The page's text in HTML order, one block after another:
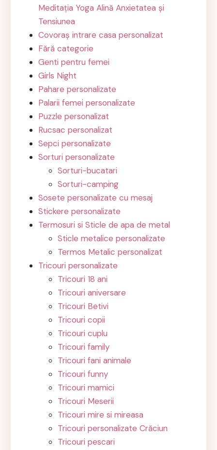
Meditația Yoga Alină Anxietatea și
Tensiunea
Covoraș intrare casa personalizat
Fără categorie
Genti pentru femei
Girls Night
Pahare personalizate
Palarii femei personalizate
Puzzle personalizat
Rucsac personalizat
Sepci personalizate
Sorturi personalizate
Sorturi-bucatari
Sorturi-camping
Sosete personalizate cu mesaj
Stickere personalizate
Termosuri si Sticle de apa de metal
Sticle metalice personalizate
Termos Metalic personalizat
Tricouri personalizate
Tricouri 18 ani
Tricouri aniversare
Tricouri Betivi
Tricouri copii
Tricouri cuplu
Tricouri family
Tricouri fani animale
Tricouri funny
Tricouri mamici
Tricouri Meserii
Tricouri mire si mireasa
Tricouri personalizate Crăciun
Tricouri pescari